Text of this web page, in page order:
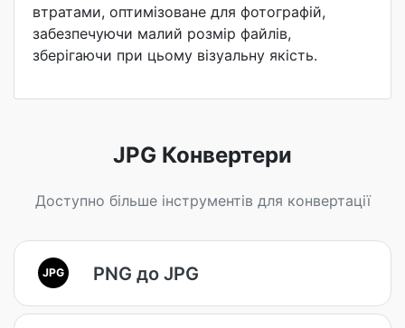
втратами, оптимізоване для фотографій,
забезпечуючи малий розмір файлів,
зберігаючи при цьому візуальну якість.
JPG Конвертери
Доступно більше інструментів для конвертації
JPG PNG до JPG